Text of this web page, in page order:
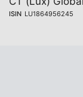
ISIN LU1864956245